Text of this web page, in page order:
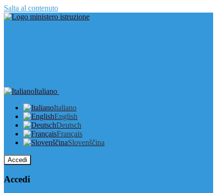
Salta al contenuto
Italiano
Italiano
English
Deutsch
Français
Slovenščina
Accedi
Accedi